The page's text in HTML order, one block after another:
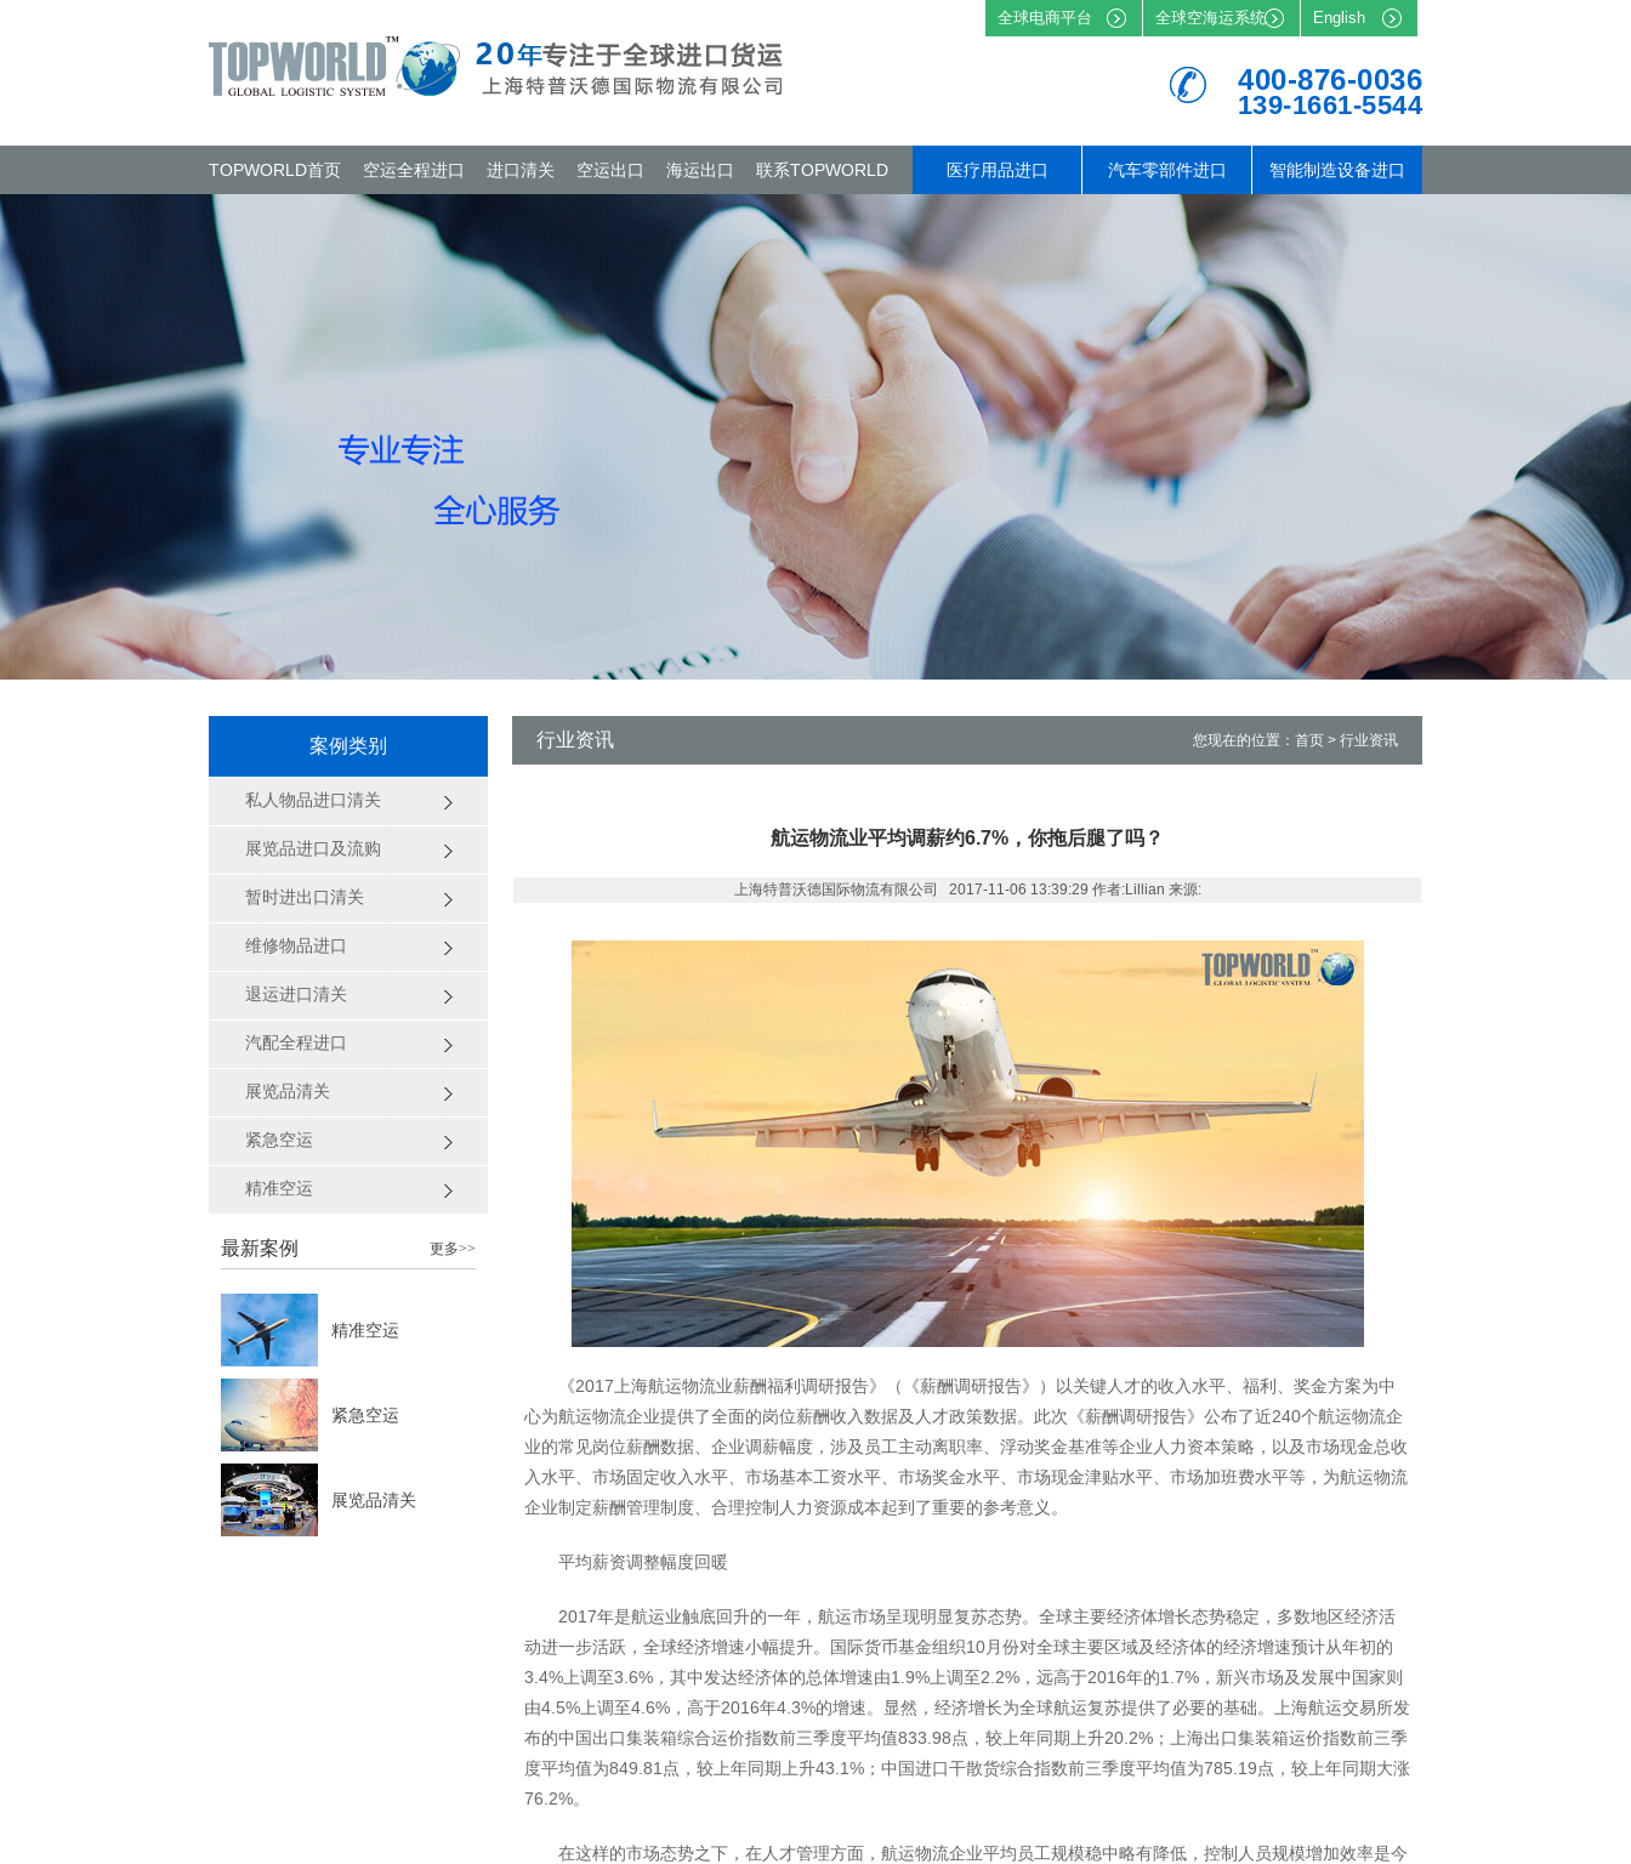
全球电商平台 全球空海运系统 English
400-876-0036
139-1661-5544
TOPWORLD首页 空运全程进口 进口清关 空运出口 海运出口 联系TOPWORLD 医疗用品进口 汽车零部件进口 智能制造设备进口
案例类别
私人物品进口清关
展览品进口及流购
暂时进出口清关
维修物品进口
退运进口清关
汽配全程进口
展览品清关
紧急空运
精准空运
最新案例 更多>>
精准空运
紧急空运
展览品清关
行业资讯 您现在的位置：首页 > 行业资讯
航运物流业平均调薪约6.7%，你拖后腿了吗？
上海特普沃德国际物流有限公司 2017-11-06 13:39:29 作者:Lillian 来源:
《2017上海航运物流业薪酬福利调研报告》（《薪酬调研报告》）以关键人才的收入水平、福利、奖金方案为中
心为航运物流企业提供了全面的岗位薪酬收入数据及人才政策数据。此次《薪酬调研报告》公布了近240个航运物流企
业的常见岗位薪酬数据、企业调薪幅度，涉及员工主动离职率、浮动奖金基准等企业人力资本策略，以及市场现金总收
入水平、市场固定收入水平、市场基本工资水平、市场奖金水平、市场现金津贴水平、市场加班费水平等，为航运物流
企业制定薪酬管理制度、合理控制人力资源成本起到了重要的参考意义。
平均薪资调整幅度回暖
2017年是航运业触底回升的一年，航运市场呈现明显复苏态势。全球主要经济体增长态势稳定，多数地区经济活
动进一步活跃，全球经济增速小幅提升。国际货币基金组织10月份对全球主要区域及经济体的经济增速预计从年初的
3.4%上调至3.6%，其中发达经济体的总体增速由1.9%上调至2.2%，远高于2016年的1.7%，新兴市场及发展中国家则
由4.5%上调至4.6%，高于2016年4.3%的增速。显然，经济增长为全球航运复苏提供了必要的基础。上海航运交易所发
布的中国出口集装箱综合运价指数前三季度平均值833.98点，较上年同期上升20.2%；上海出口集装箱运价指数前三季
度平均值为849.81点，较上年同期上升43.1%；中国进口干散货综合指数前三季度平均值为785.19点，较上年同期大涨
76.2%。
在这样的市场态势之下，在人才管理方面，航运物流企业平均员工规模稳中略有降低，控制人员规模增加效率是今